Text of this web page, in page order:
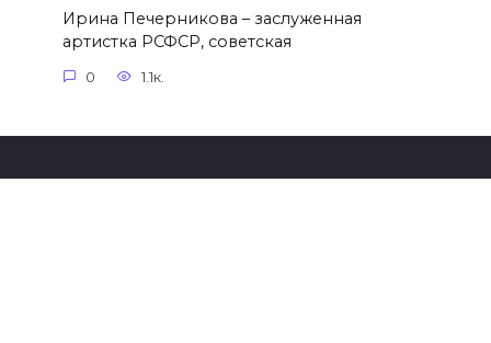
Ирина Печерникова – заслуженная
артистка РСФСР, советская
0 1.1к.